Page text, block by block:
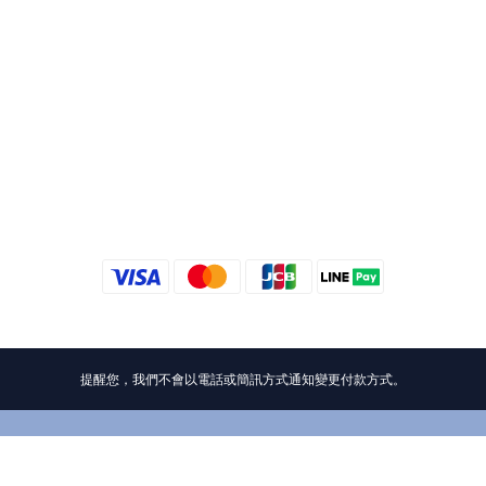
提醒您，我們不會以電話或簡訊方式通知變更付款方式。